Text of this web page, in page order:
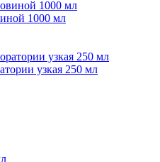
1000 мл
узкая 250 мл